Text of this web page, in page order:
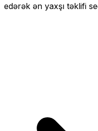
edərək ən yaxşı təklifi